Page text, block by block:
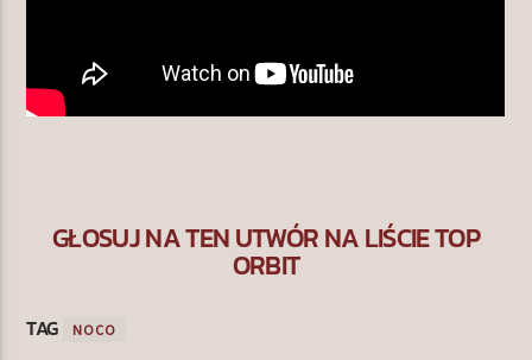
GŁOSUJ NA TEN UTWÓR NA LIŚCIE TOP
ORBIT
TAG NOCO